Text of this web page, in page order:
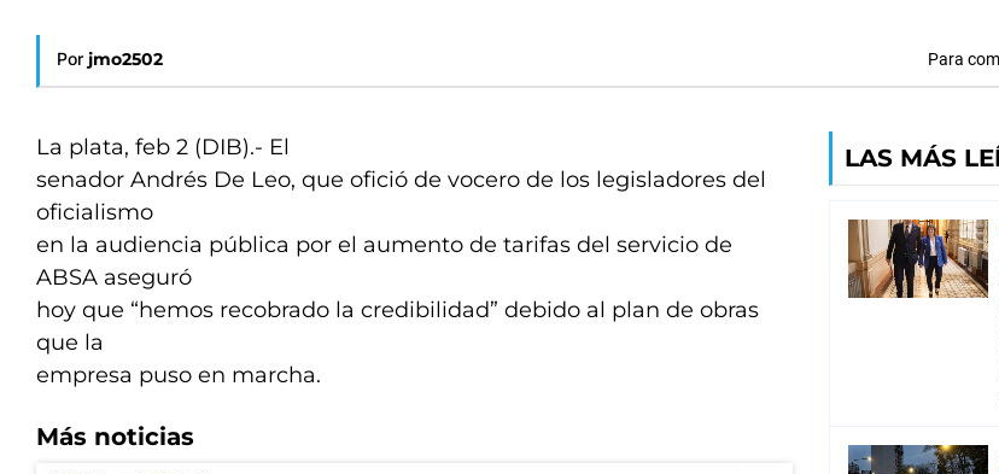
Por jmo2502 Para
La plata, feb 2 (DIB).- El
senador Andrés De Leo, que ofició de vocero de los legisladores del
oficialismo
en la audiencia pública por el aumento de tarifas del servicio de
ABSA aseguró
hoy que “hemos recobrado la credibilidad” debido al plan de obras
que la
empresa puso en marcha.
Más noticias
LAS MÁS